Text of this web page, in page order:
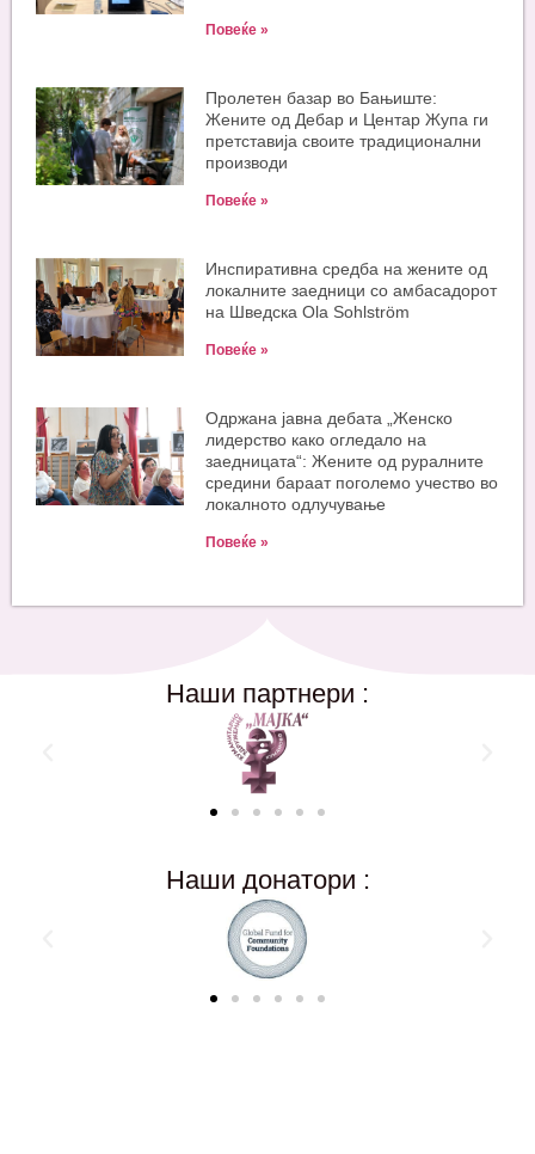
Повеќе »
Пролетен базар во Бањиште:
Жените од Дебар и Центар Жупа ги
претставија своите традиционални
производи
Повеќе »
Инспиративна средба на жените од
локалните заедници со амбасадорот
на Шведска Ola Sohlström
Повеќе »
Одржана јавна дебата „Женско
лидерство како огледало на
заедницата“: Жените од руралните
средини бараат поголемо учество во
локалното одлучување
Повеќе »
Наши партнери :
Наши донатори :